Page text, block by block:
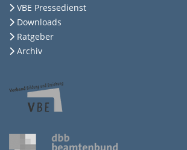
VBE Pressedienst
Downloads
Ratgeber
Archiv